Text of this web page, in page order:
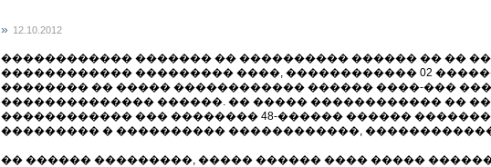
» 12.10.2012
������������ ������� �� ���������� ������ �� ��
������������ ��������� ����, ������������ 02
�������� �� ����� ������������ ������ ����-���
�������������� ������. �� ����� ������������ ��
������������ ��� �������� 48-������ ������
��������� � ���������� ������������,
�� ������ ���������, ����� ������ ���� �����